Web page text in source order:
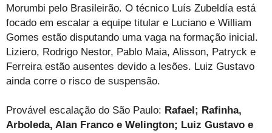
Morumbi pelo Brasileirão. O técnico Luís Zubeldía está
focado em escalar a equipe titular e Luciano e William
Gomes estão disputando uma vaga na formação inicial.
Liziero, Rodrigo Nestor, Pablo Maia, Alisson, Patryck e
Ferreira estão ausentes devido a lesões. Luiz Gustavo
ainda corre o risco de suspensão.
Provável escalação do São Paulo: Rafael; Rafinha,
Arboleda, Alan Franco e Welington; Luiz Gustavo e